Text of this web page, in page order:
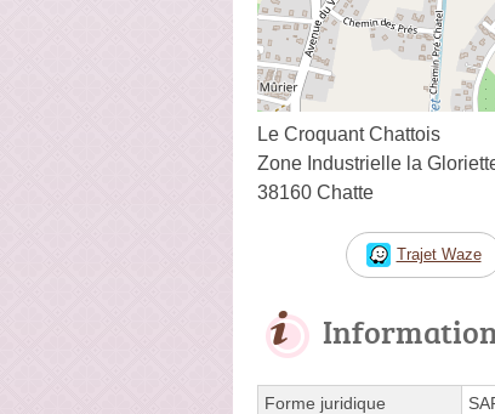
Le Croquant Chattois
Zone Industrielle la
38160 Chatte
Trajet Waze
Forme juridique